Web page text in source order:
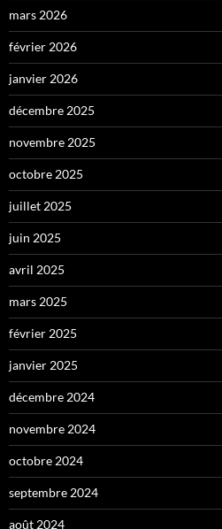
mars 2026
février 2026
janvier 2026
décembre 2025
novembre 2025
octobre 2025
juillet 2025
juin 2025
avril 2025
mars 2025
février 2025
janvier 2025
décembre 2024
novembre 2024
octobre 2024
septembre 2024
août 2024